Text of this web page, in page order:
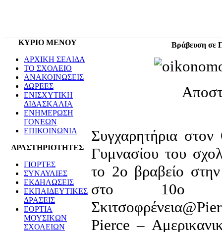
ΚΥΡΙΟ ΜΕΝΟΥ
ΑΡΧΙΚΗ ΣΕΛΙΔΑ
ΤΟ ΣΧΟΛΕΙΟ
ΑΝΑΚΟΙΝΩΣΕΙΣ
ΔΩΡΕΕΣ
ΕΝΙΣΧΥΤΙΚΗ
ΔΙΔΑΣΚΑΛΙΑ
ΕΝΗΜΕΡΩΣΗ
ΓΟΝΕΩΝ
ΕΠΙΚΟΙΝΩΝΙΑ
ΔΡΑΣΤΗΡΙΟΤΗΤΕΣ
ΓΙΟΡΤΕΣ
ΣΥΝΑΥΛΙΕΣ
ΕΚΔΗΛΩΣΕΙΣ
ΕΚΠΑΙΔΕΥΤΙΚΕΣ
ΔΡΑΣΕΙΣ
ΕΟΡΤΙΑ
ΜΟΥΣΙΚΩΝ
ΣΧΟΛΕΙΩΝ
Βράβευση σε
Συγχαρητήρια
Γυμνασίου του
το 2ο βραβείο
στο 10ο
Pierce –